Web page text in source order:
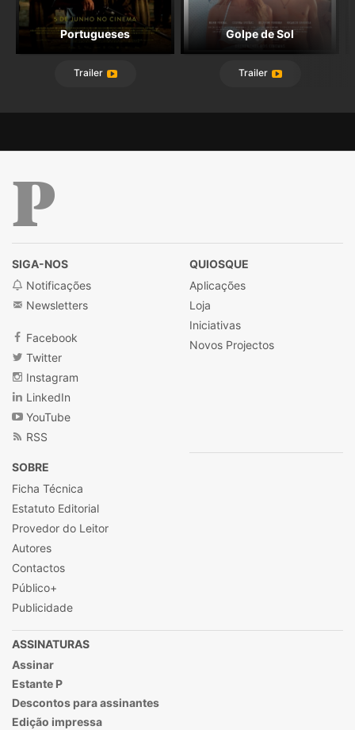
Portugueses
Trailer
Golpe de Sol
Trailer
SIGA-NOS
Notificações
Newsletters
Facebook
Twitter
Instagram
LinkedIn
YouTube
RSS
QUIOSQUE
Aplicações
Loja
Iniciativas
Novos Projectos
SOBRE
Ficha Técnica
Estatuto Editorial
Provedor do Leitor
Autores
Contactos
Público+
Publicidade
ASSINATURAS
Assinar
Estante P
Descontos para assinantes
Edição impressa